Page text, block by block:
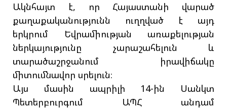
Ակնհայտ է, որ Հայաստանի վարած
քաղաքականությունն ուղղված է այդ
երկրում Եվրամիության առաքելության
ներկայությունը չարաշահելուն և
տարածաշրջանում իրավիճակը
միտումնավոր սրելուն։
Այս մասին ապրիլի 14-ին Սանկտ
Պետերբուրգում ԱՊՀ անդամ